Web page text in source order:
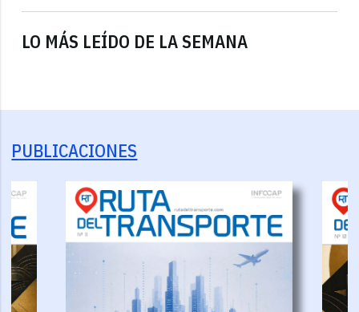
LO MÁS LEÍDO DE LA SEMANA
PUBLICACIONES